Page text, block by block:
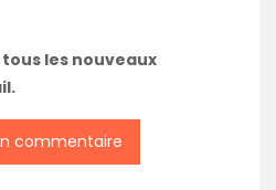
les nouveaux